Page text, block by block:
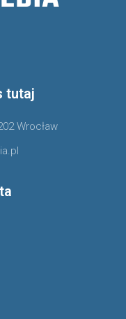
tutaj
Wrocław